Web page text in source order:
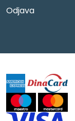
Odjava